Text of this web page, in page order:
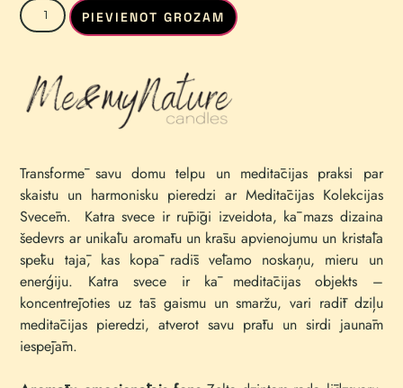
PIEVIENOT GROZAM
Transformē savu domu telpu un meditācijas praksi par
skaistu un harmonisku pieredzi ar Meditācijas Kolekcijas
Svecēm.
Katra svece ir rūpīgi izveidota, kā mazs dizaina
šedevrs ar unikālu aromātu un krāsu apvienojumu un kristāla
spēku tajā, kas kopā radīs vēlamo noskaņu, mieru un
enerģiju. Katra svece ir kā meditācijas objekts –
koncentrējoties uz tās gaismu un smaržu, vari radīt dziļu
meditācijas pieredzi, atverot savu prātu un sirdi jaunām
iespējām.